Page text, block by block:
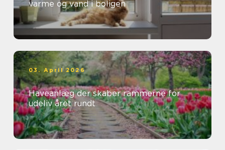
varme og vand i boligen
03. April 2026
Haveanlæg der skaber rammerne for
udeliv året rundt